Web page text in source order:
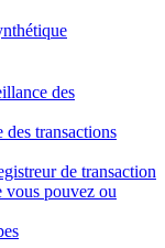
des
transactions
de transaction
vous pouvez ou